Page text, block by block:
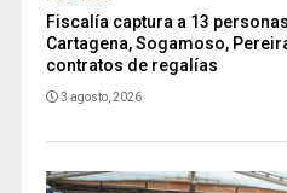
Fiscalía captura a 13
Cartagena, Sogamoso,
contratos de regalías
3 agosto, 2026